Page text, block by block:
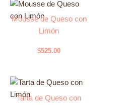
Mousse de Queso con
Limón
$525.00
Tarta de Queso con